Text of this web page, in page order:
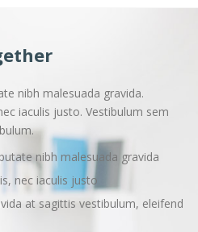
nibh malesuada gravida.
iaculis justo. Vestibulum sem
nibh malesuada gravida
nec iaculis justo
at sagittis vestibulum, eleifend